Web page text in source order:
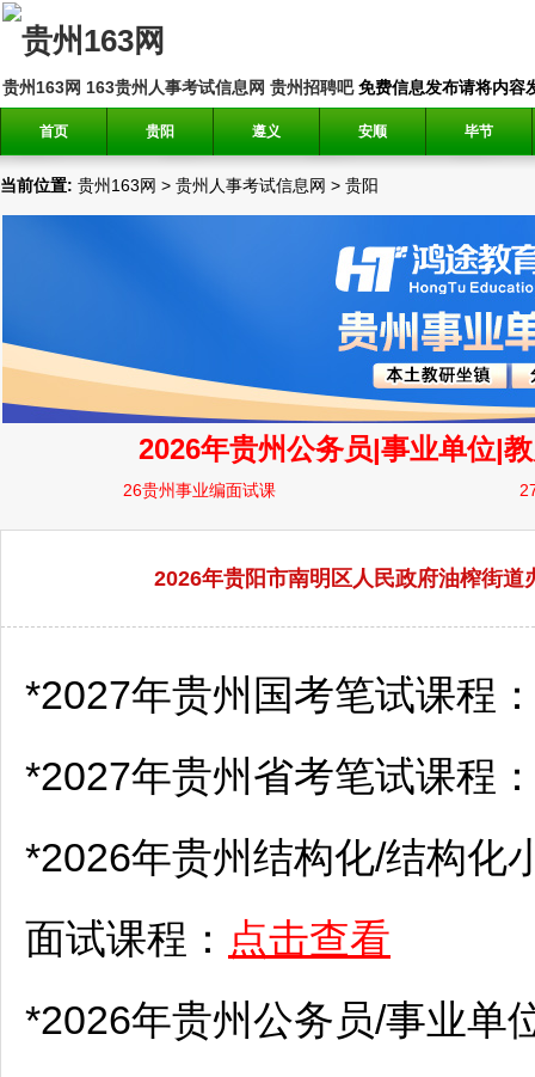
贵州163网 163贵州人事考试信息网 贵州招聘吧免费信息发布请将内容
首页 贵阳 遵义 安顺 毕节
当前位置: 贵州163网 > 贵州人事考试信息网 > 贵阳
2026年贵阳市南明区人民政府油榨街
*2027年贵州国考笔试课程
*2027年贵州省考笔试课程
*2026年贵州结构化/结构化
面试课程： 点击查看
*2026年贵州公务员/事业单